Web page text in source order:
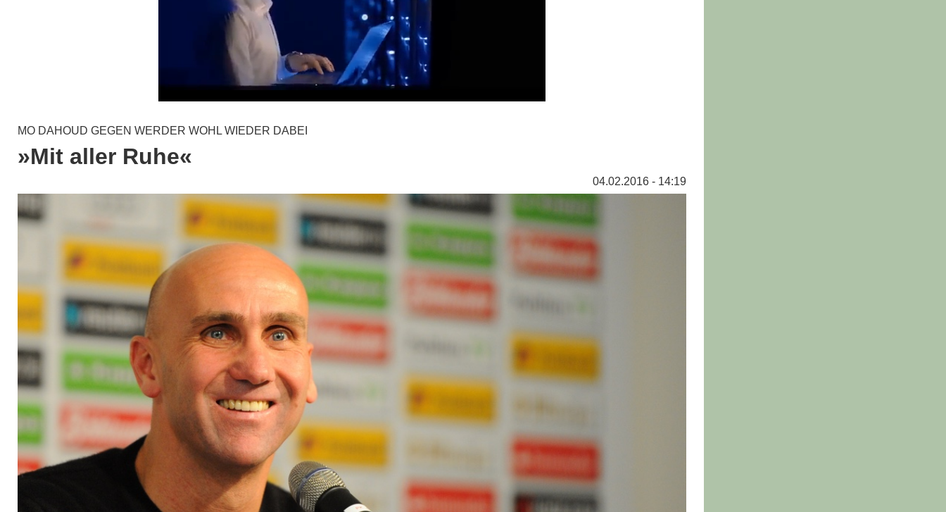
MO DAHOUD GEGEN WERDER WOHL WIEDER DABEI
»Mit aller Ruhe«
04.02.2016 - 14:19